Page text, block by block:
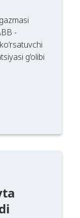
-
g‘olibi